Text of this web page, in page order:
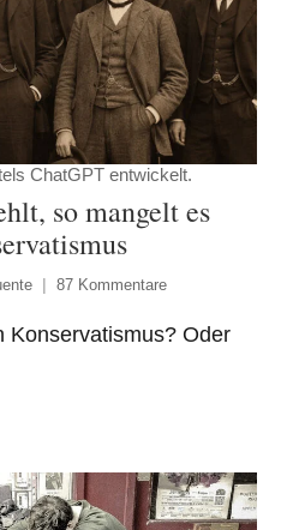
ChatGPT entwickelt.
so mangelt es
87 Kommentare
Konservatismus? Oder